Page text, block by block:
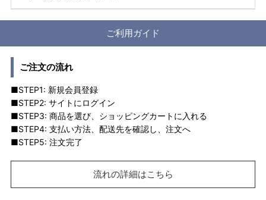
ご利用ガイド
ご注文の流れ
■STEP1: 新規会員登録
■STEP2: サイトにログイン
■STEP3: 商品を選び、ショッピングカートに入れる
■STEP4: 支払い方法、配送先を確認し、注文へ
■STEP5: 注文完了
流れの詳細はこちら